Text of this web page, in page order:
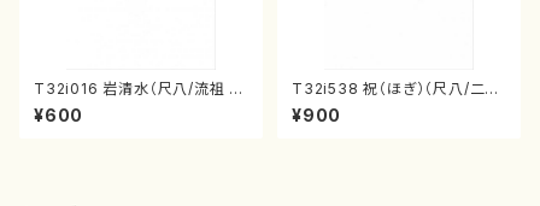
T32i016 岩清水（尺八/流祖 中
尾都山/楽譜）都山：15
¥600
T32i538 祝（ほぎ）（尺八/二代
池田静山/楽譜）都山流公刊楽譜
曲番:2247
¥900